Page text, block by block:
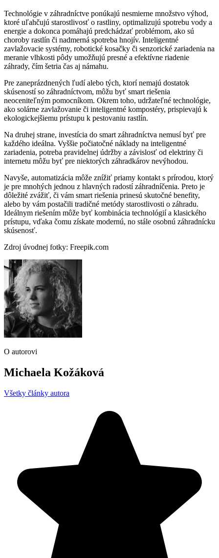
Technológie v záhradníctve ponúkajú nesmierne množstvo výhod,
ktoré uľahčujú starostlivosť o rastliny, optimalizujú spotrebu vody a
energie a dokonca pomáhajú predchádzať problémom, ako sú
choroby rastlín či nadmerná spotreba hnojív. Inteligentné
zavlažovacie systémy, robotické kosačky či senzorické zariadenia na
meranie vlhkosti pôdy umožňujú presné a efektívne riadenie
záhrady, čím šetria čas aj námahu.
Pre zaneprázdnených ľudí alebo tých, ktorí nemajú dostatok
skúseností so záhradníctvom, môžu byť smart riešenia
neoceniteľným pomocníkom. Okrem toho, udržateľné technológie,
ako solárne zavlažovanie či inteligentné kompostéry, prispievajú k
ekologickejšiemu prístupu k pestovaniu rastlín.
Na druhej strane, investícia do smart záhradníctva nemusí byť pre
každého ideálna. Vyššie počiatočné náklady na inteligentné
zariadenia, potreba pravidelnej údržby a závislosť od elektriny či
internetu môžu byť pre niektorých záhradkárov nevýhodou.
Navyše, automatizácia môže znížiť priamy kontakt s prírodou, ktorý
je pre mnohých jednou z hlavných radostí záhradníčenia. Preto je
dôležité zvážiť, či vám smart riešenia prinesú skutočné benefity,
alebo by vám postačili tradičné metódy starostlivosti o záhradu.
Ideálnym riešením môže byť kombinácia technológií a klasického
prístupu, vďaka čomu získate modernú, no stále osobnú záhradnícku
skúsenosť.
Zdroj úvodnej fotky: Freepik.com
O autorovi
Michaela Kožáková
Všetky články autora